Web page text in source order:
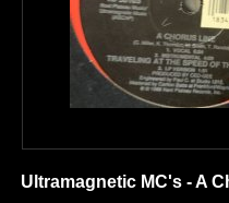
Ultramagnetic MC's - A